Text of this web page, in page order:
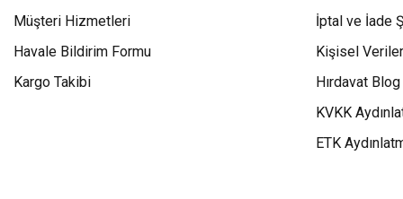
Müşteri Hizmetleri
Havale Bildirim Formu
Kargo Takibi
İptal ve İade
Kişisel
Hırdavat Blog
KVKK
ETK